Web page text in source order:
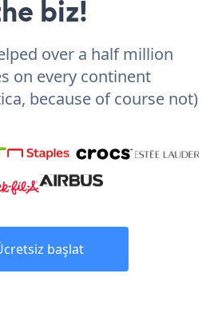
biz!
over a half million
on every continent
because of course not)
başlat